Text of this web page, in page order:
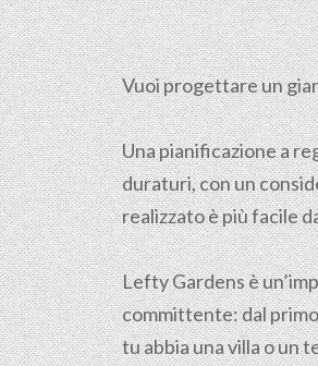
Vuoi progettare un
Una pianificazione a
duraturi, con un
realizzato è più facile
Lefty Gardens è
committente: dal
tu abbia una villa o un